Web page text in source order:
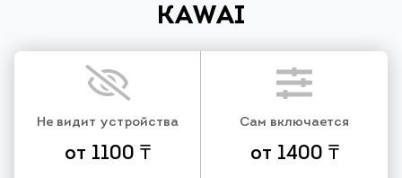
KAWAI
Не видит устройства
от 1100 ₸
Сам включается
от 1400 ₸